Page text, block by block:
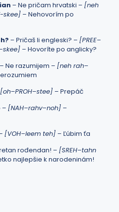
– Ne pričam hrvatski – [neh
skee] – Nehovorím po
– Pričaš li engleski? – [PREE–
– Hovoríte po anglicky?
– Ne razumijem – [neh rah–
[oh–PROH–stee] – Prepáč
– [NAH–rahv–noh] –
[VOH–leem teh] – Ľúbim ťa
rođendan! – [SREH–tahn
najlepšie k narodeninám!